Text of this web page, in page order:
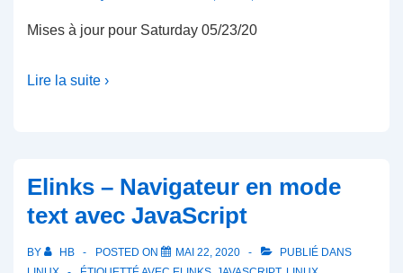
Mises à jour pour Saturday 05/23/20
Lire la suite ›
Elinks – Navigateur en mode
text avec JavaScript
BY HB POSTED ON MAI 22, 2020
PUBLIÉ DANS